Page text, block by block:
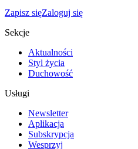
Zapisz sięZaloguj się
Sekcje
Aktualności
Styl życia
Duchowość
Usługi
Newsletter
Aplikacja
Subskrypcja
Wesprzyj